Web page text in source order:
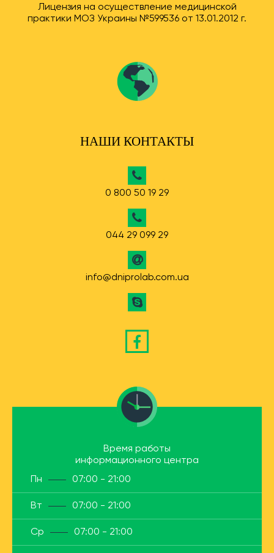
Лицензия на осуществление медицинской
практики МОЗ Украины №599536 от 13.01.2012 г.
НАШИ КОНТАКТЫ
0 800 50 19 29
044 29 099 29
info@dniprolab.com.ua
Время работы
информационного центра
Пн
07:00 - 21:00
Вт 07:00 - 21:00
Ср 07:00 - 21:00